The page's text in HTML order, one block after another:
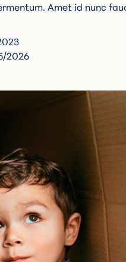
Amet id nunc
2026